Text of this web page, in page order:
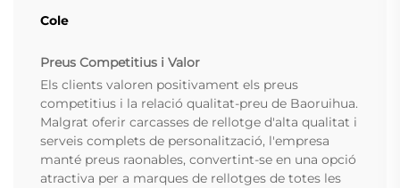
Cole
Preus Competitius i Valor
Els clients valoren positivament els preus
competitius i la relació qualitat-preu de Baoruihua.
Malgrat oferir carcasses de rellotge d'alta qualitat i
serveis complets de personalització, l'empresa
manté preus raonables, convertint-se en una opció
atractiva per a marques de rellotges de totes les